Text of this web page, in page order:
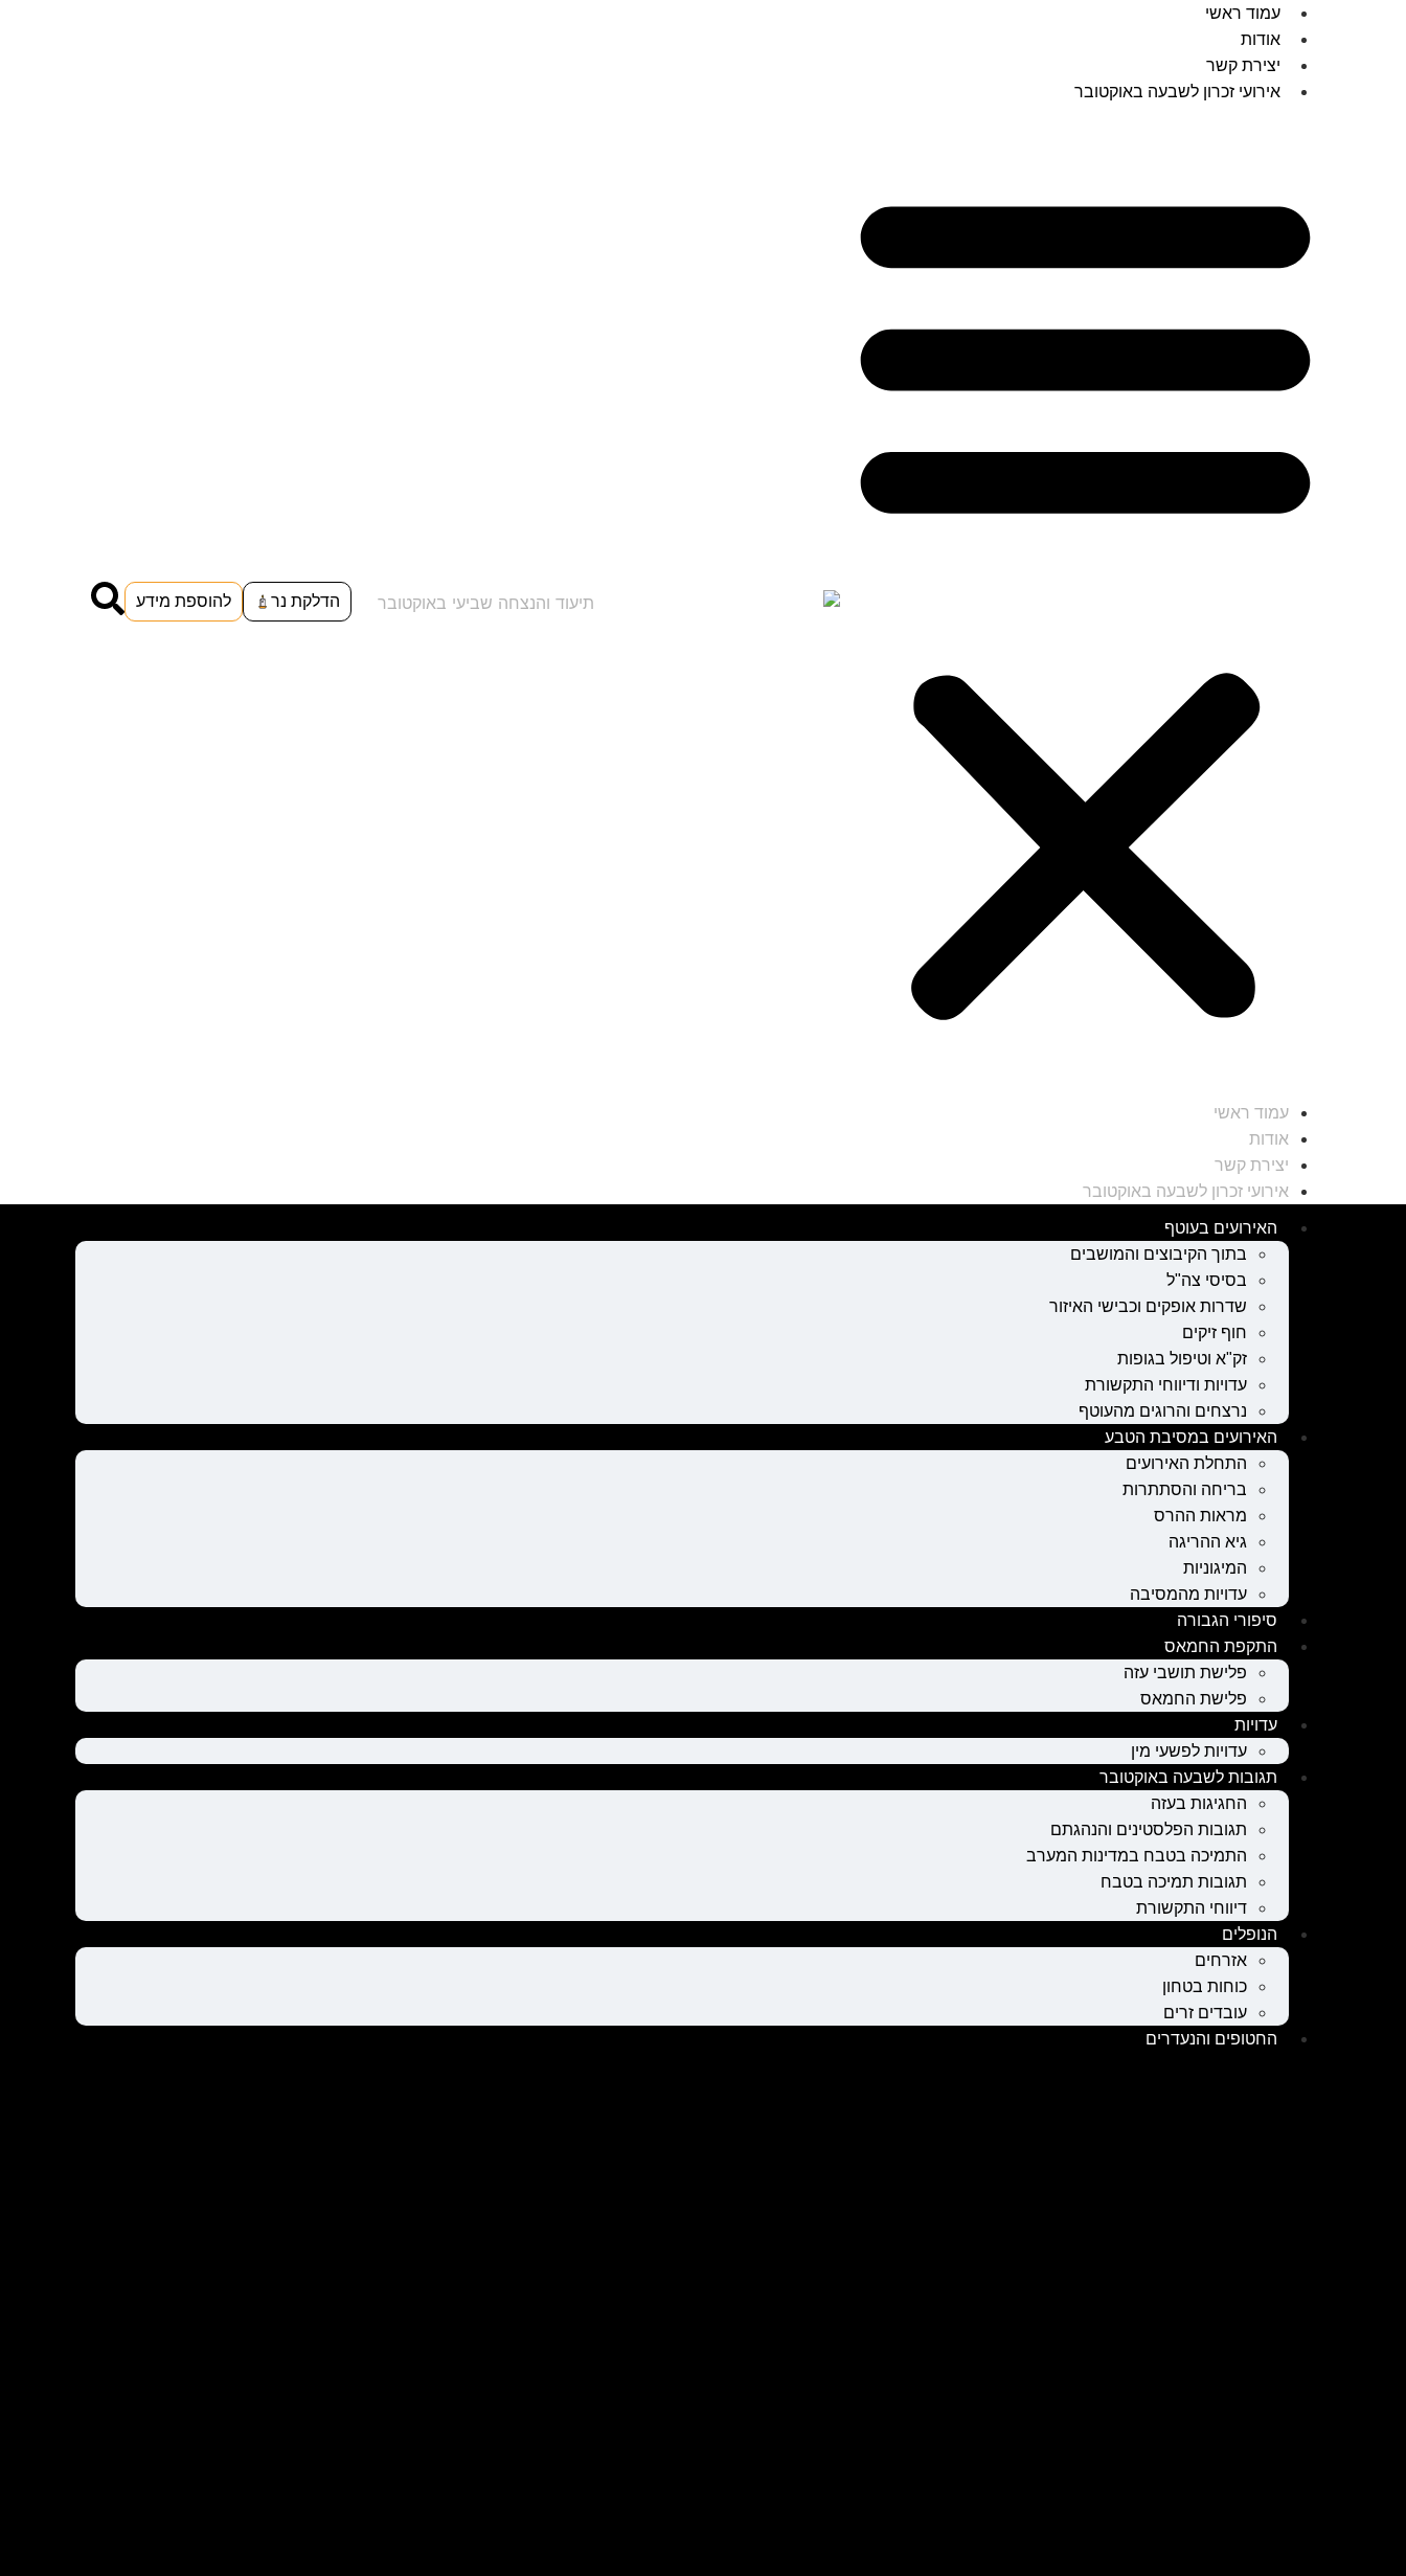
עמוד ראשי
אודות
יצירת קשר
אירועי זכרון לשבעה באוקטובר
עמוד ראשי
אודות
יצירת קשר
אירועי זכרון לשבעה באוקטובר
הדלקת נר להוספת מידע
האירועים בעוטף
בתוך הקיבוצים והמושבים
בסיסי צה"ל
שדרות אופקים וכבישי האיזור
חוף זיקים
זק"א וטיפול בגופות
עדויות ודיווחי התקשורת
נרצחים והרוגים מהעוטף
האירועים במסיבת הטבע
התחלת האירועים
בריחה והסתתרות
מראות ההרס
גיא ההריגה
המיגוניות
עדויות מהמסיבה
סיפורי הגבורה
התקפת החמאס
פלישת תושבי עזה
פלישת החמאס
עדויות
עדויות לפשעי מין
תגובות לשבעה באוקטובר
החגיגות בעזה
תגובות הפלסטינים והנהגתם
התמיכה בטבח במדינות המערב
תגובות תמיכה בטבח
דיווחי התקשורת
הנופלים
אזרחים
כוחות בטחון
עובדים זרים
החטופים והנעדרים